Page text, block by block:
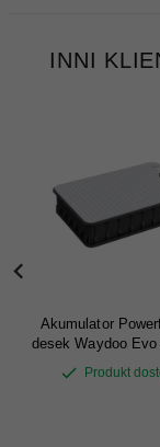
INNI
Akumulator
desek Waydoo Evo
Produkt